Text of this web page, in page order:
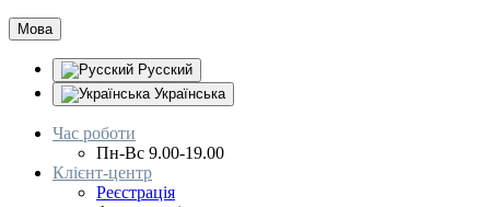
Мова
Русский
Українська
Час роботи
Пн-Вс 9.00-19.00
Клієнт-центр
Реєстрація